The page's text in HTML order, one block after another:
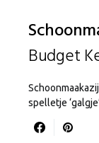
Budget
spelletje